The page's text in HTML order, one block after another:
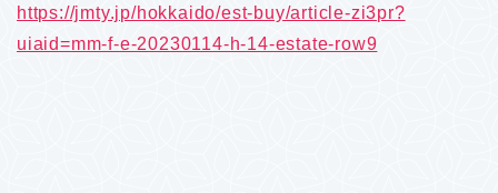
https://jmty.jp/hokkaido/est-buy/article-zi3pr?
uiaid=mm-f-e-20230114-h-14-estate-row9